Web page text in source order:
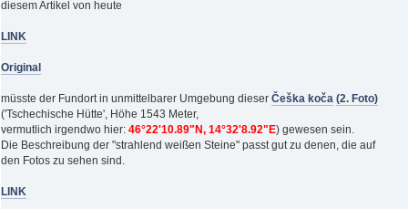
diesem Artikel von heute
LINK
Original
müsste der Fundort in unmittelbarer Umgebung dieser Češka koča (2. Foto)
('Tschechische Hütte', Höhe 1543 Meter,
vermutlich irgendwo hier: 46°22'10.89"N, 14°32'8.92"E) gewesen sein.
Die Beschreibung der "strahlend weißen Steine" passt gut zu denen, die auf
den Fotos zu sehen sind.
LINK